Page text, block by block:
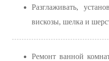
Разглаживать,
вискозы, шелка и
Ремонт ванной